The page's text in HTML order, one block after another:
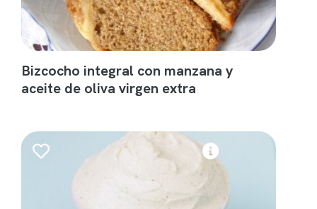
Bizcocho integral con manzana y
aceite de oliva virgen extra